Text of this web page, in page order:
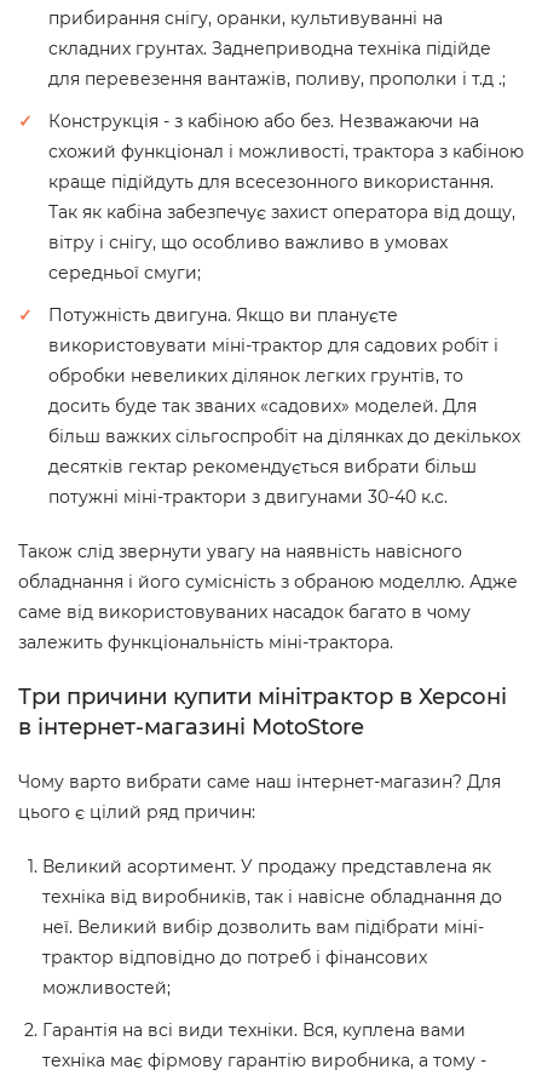
прибирання снігу, оранки, культивуванні на
складних грунтах. Заднеприводна техніка підійде
для перевезення вантажів, поливу, прополки і т.д .;
Конструкція - з кабіною або без. Незважаючи на
схожий функціонал і можливості, трактора з кабіною
краще підійдуть для всесезонного використання.
Так як кабіна забезпечує захист оператора від дощу,
вітру і снігу, що особливо важливо в умовах
середньої смуги;
Потужність двигуна. Якщо ви плануєте
використовувати міні-трактор для садових робіт і
обробки невеликих ділянок легких грунтів, то
досить буде так званих «садових» моделей. Для
більш важких сільгоспробіт на ділянках до декількох
десятків гектар рекомендується вибрати більш
потужні міні-трактори з двигунами 30-40 к.с.
Також слід звернути увагу на наявність навісного
обладнання і його сумісність з обраною моделлю. Адже
саме від використовуваних насадок багато в чому
залежить функціональність міні-трактора.
Три причини купити мінітрактор в Херсоні
в інтернет-магазині MotoStore
Чому варто вибрати саме наш інтернет-магазин? Для
цього є цілий ряд причин:
Великий асортимент. У продажу представлена як
техніка від виробників, так і навісне обладнання до
неї. Великий вибір дозволить вам підібрати міні-
трактор відповідно до потреб і фінансових
можливостей;
Гарантія на всі види техніки. Вся, куплена вами
техніка має фірмову гарантію виробника, а тому -